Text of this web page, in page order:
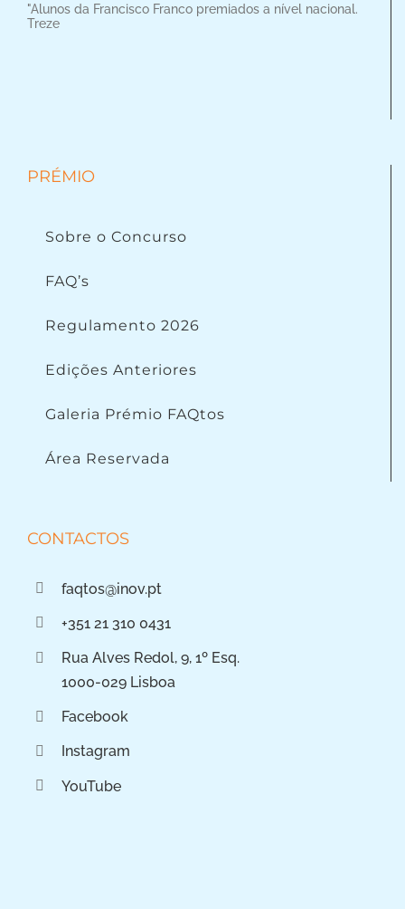
"Alunos da Francisco Franco premiados a nível nacional.
Treze
PRÉMIO
Sobre o Concurso
FAQ’s
Regulamento 2026
Edições Anteriores
Galeria Prémio FAQtos
Área Reservada
CONTACTOS
faqtos@inov.pt
+351 21 310 0431
Rua Alves Redol, 9, 1º Esq.
1000-029 Lisboa
Facebook
Instagram
YouTube